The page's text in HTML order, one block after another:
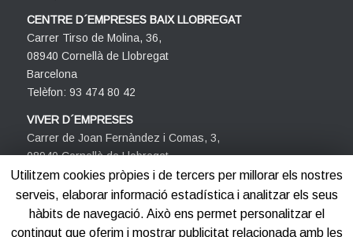
CENTRE D´EMPRESES BAIX LLOBREGAT
Carrer Tirso de Molina, 36,
08940 Cornellà de Llobregat
Barcelona
Telèfon: 93 474 80 42
VIVER D´EMPRESES
Carrer de Joan Fernàndez i Comas, 3,
08940 Cornellà de Llobregat
Barcelona
Telèfon: 93 474 80 42
Utilitzem cookies pròpies i de tercers per millorar els nostres
serveis, elaborar informació estadística i analitzar els seus
hàbits de navegació. Això ens permet personalitzar el
contingut que oferim i mostrar publicitat relacionada amb les